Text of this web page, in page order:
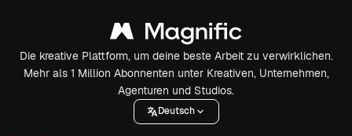
Die kreative Plattform, um deine beste Arbeit zu verwirklichen.
Mehr als 1 Million Abonnenten unter Kreativen, Unternehmen,
Agenturen und Studios.
Deutsch